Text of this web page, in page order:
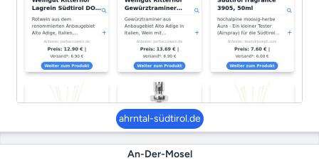
ahrntal-südtirol.de
An-Der-Mosel